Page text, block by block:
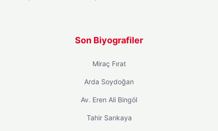
Son Biyografiler
Miraç Fırat
Arda Soydoğan
Av. Eren Ali Bingöl
Tahir Sarıkaya